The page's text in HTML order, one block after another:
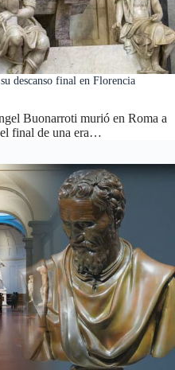
descanso final en Florencia
Buonarroti murió en Roma a
final de una era…